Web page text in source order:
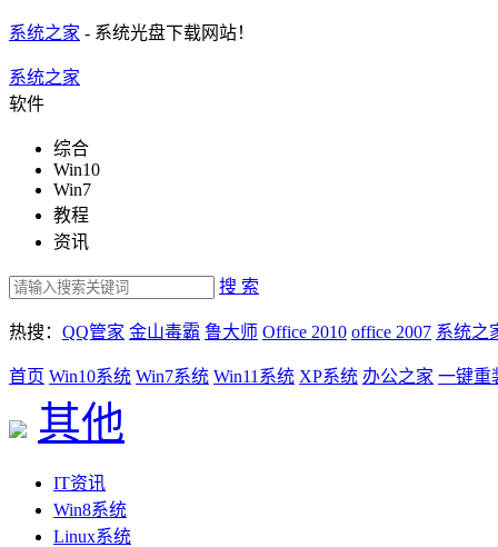
系统之家 - 系统光盘下载网站！
系统之家
软件
综合
Win10
Win7
教程
资讯
搜 索
热搜： QQ管家 金山毒霸 鲁大师 Office 2010 office 2007 系统之
首页 Win10系统 Win7系统 Win11系统 XP系统 办公之家 一键重
其他
IT资讯
Win8系统
Linux系统